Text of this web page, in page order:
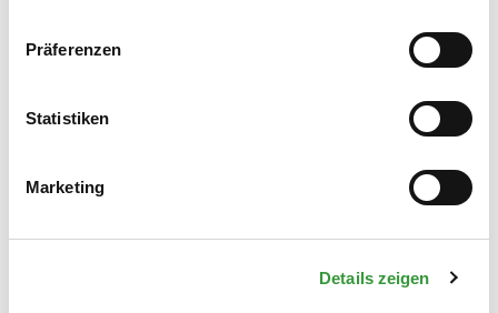
Präferenzen
Statistiken
Marketing
Details zeigen
Stadtteilen Bärenkeller und
in der Landsberger Straße in